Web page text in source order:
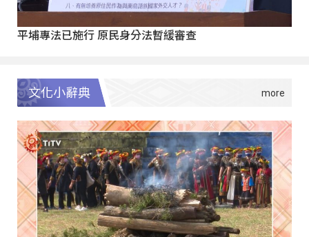
平埔專法已施行 原民身分法暫緩審查
文化小辭典